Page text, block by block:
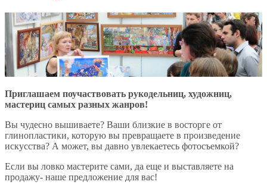
Приглашаем поучаствовать рукодельниц, художниц,
мастериц самых разных жанров!
Вы чудесно вышиваете? Ваши близкие в восторге от
глинопластики, которую вы превращаете в произведение
искусства? А может, вы давно увлекаетесь фотосъемкой?
Если вы ловко мастерите сами, да еще и выставляете на
продажу- наше предложение для вас!